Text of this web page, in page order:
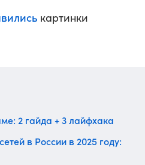
картинки
2 гайда + 3 лайфхака
в России в 2025 году: